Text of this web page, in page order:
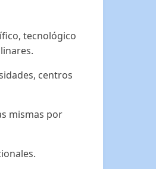
tecnológico
centros
mismas por